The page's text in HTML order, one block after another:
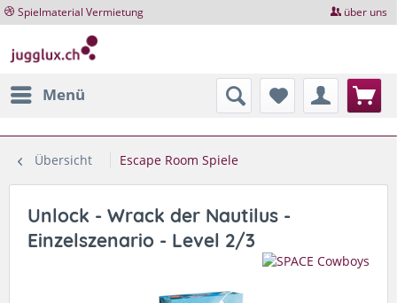
Spielmaterial Vermietung über uns
Menü
Übersicht Escape Room Spiele
Unlock - Wrack der Nautilus -
Einzelszenario - Level 2/3